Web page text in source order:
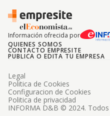
Información ofrecida por
QUIENES SOMOS
CONTACTO EMPRESITE
PUBLICA O EDITA TU EMPRESA
INFORMA D&B © 2024.
Legal
Politica de Cookies
Configuracion de Cookies
Politica de privacidad